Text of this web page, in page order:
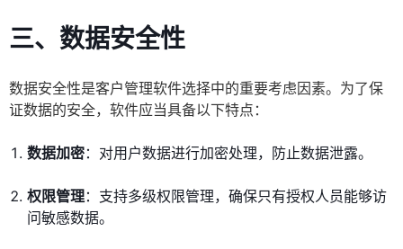
三、数据安全性
数据安全性是客户管理软件选择中的重要考虑因素。为了保
证数据的安全，软件应当具备以下特点：
数据加密：对用户数据进行加密处理，防止数据泄露。
权限管理：支持多级权限管理，确保只有授权人员能够访
问敏感数据。